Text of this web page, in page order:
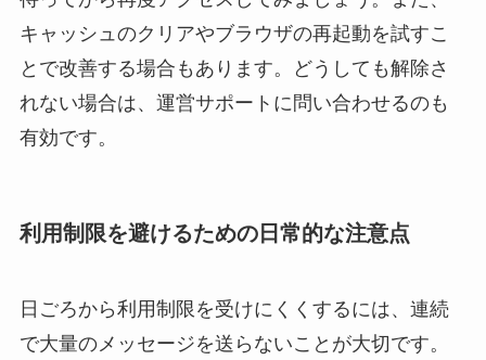
キャッシュのクリアやブラウザの再起動を試すこ
とで改善する場合もあります。どうしても解除さ
れない場合は、運営サポートに問い合わせるのも
有効です。
利用制限を避けるための日常的な注意点
日ごろから利用制限を受けにくくするには、連続
で大量のメッセージを送らないことが大切です。